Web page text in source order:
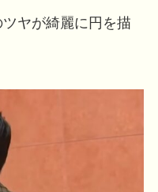
ツヤが綺麗に円を描